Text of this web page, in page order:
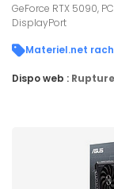
GeForce RTX 5090,
DisplayPort
Materiel.net
Dispo web : Rupture